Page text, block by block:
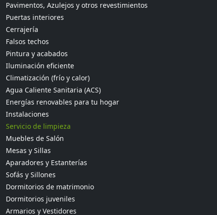
Pavimentos, Azulejos y otros revestimientos
Puertas interiores
Cerrajería
Falsos techos
Pintura y acabados
Iluminación eficiente
Climatización (frío y calor)
Agua Caliente Sanitaria (ACS)
Energías renovables para tu hogar
Instalaciones
Servicio de limpieza
Muebles de Salón
Mesas y Sillas
Aparadores y Estanterías
Sofás y Sillones
Dormitorios de matrimonio
Dormitorios juveniles
Armarios y Vestidores